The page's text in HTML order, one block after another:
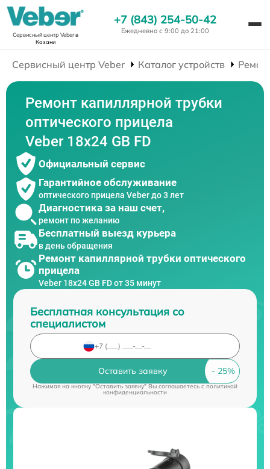
Сервисный центр Veberв
Казани
+7 (843) 254-50-42
Ежедневно с 9:00 до 21:00
Сервисный центр Veber Каталог устройств
Ремонт капиллярной трубки
оптического прицела
Veber 18x24 GB FD
Официальный сервис
Гарантийное обслуживание
оптического прицела Veber до 3 лет
Диагностика за наш счет,
ремонт по желанию
Бесплатный выезд курьера
в день обращения
Ремонт капиллярной трубки оптического
прицела
Veber 18x24 GB FD от 35 минут
Бесплатная консультация со
специалистом
Оставить заявку
Нажимая на кнопку "Оставить заявку" Вы соглашаетесь cполитикой
конфиденциальности